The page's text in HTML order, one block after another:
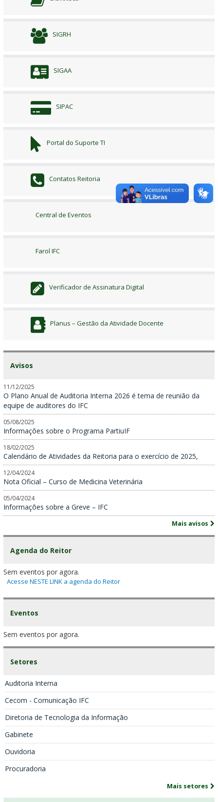
Avisos
11/12/2025
O Plano Anual de Auditoria Interna 2026 é tema de reunião da
equipe de auditores do IFC
05/08/2025
Informações sobre o Programa PartiuIF
18/02/2025
Calendário de Atividades da Reitoria para o exercício de 2025,
12/04/2024
Nota Oficial – Curso de Medicina Veterinária
05/04/2024
Informações sobre a Greve – IFC
Mais avisos
Agenda do Reitor
Sem eventos por agora.
Acesse NESTE LINK a agenda do Reitor
Eventos
Sem eventos por agora.
Setores
Auditoria Interna
Cecom - Comunicação IFC
Diretoria de Tecnologia da Informação
Gabinete
Ouvidoria
Procuradoria
Mais setores
SIGRH
SIGAA
SIPAC
Portal do Suporte TI
Contatos Reitoria
Central de Eventos
Farol IFC
Verificador de Assinatura Digital
Planus – Gestão da Atividade Docente